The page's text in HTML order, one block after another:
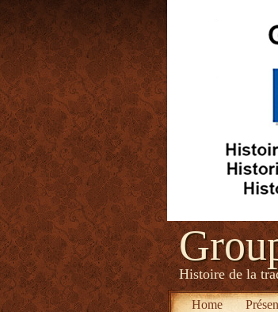
Histoire de la
Home